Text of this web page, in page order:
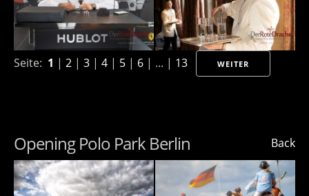
Seite: 1 | 2 | 3 | 4 | 5 | 6 | ... | 13 WEITER
Back
Opening Polo Park Berlin